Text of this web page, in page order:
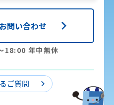
問い合わせ
18:00 年中無休
ご質問